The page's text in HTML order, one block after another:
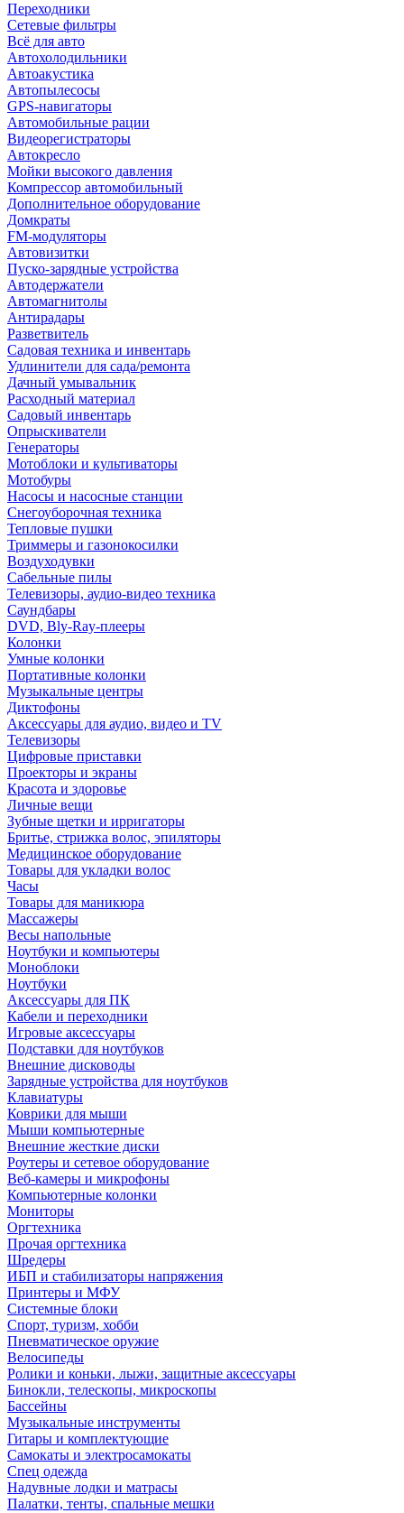
Переходники
Сетевые фильтры
Всё для авто
Автохолодильники
Автоакустика
Автопылесосы
GPS-навигаторы
Автомобильные рации
Видеорегистраторы
Автокресло
Мойки высокого давления
Компрессор автомобильный
Дополнительное оборудование
Домкраты
FM-модуляторы
Автовизитки
Пуско-зарядные устройства
Автодержатели
Автомагнитолы
Антирадары
Разветвитель
Садовая техника и инвентарь
Удлинители для сада/ремонта
Дачный умывальник
Расходный материал
Садовый инвентарь
Опрыскиватели
Генераторы
Мотоблоки и культиваторы
Мотобуры
Насосы и насосные станции
Снегоуборочная техника
Тепловые пушки
Триммеры и газонокосилки
Воздуходувки
Сабельные пилы
Телевизоры, аудио-видео техника
Саундбары
DVD, Bly-Ray-плееры
Колонки
Умные колонки
Портативные колонки
Музыкальные центры
Диктофоны
Аксессуары для аудио, видео и TV
Телевизоры
Цифровые приставки
Проекторы и экраны
Красота и здоровье
Личные вещи
Зубные щетки и ирригаторы
Бритье, стрижка волос, эпиляторы
Медицинское оборудование
Товары для укладки волос
Часы
Товары для маникюра
Массажеры
Весы напольные
Ноутбуки и компьютеры
Моноблоки
Ноутбуки
Аксессуары для ПК
Кабели и переходники
Игровые аксессуары
Подставки для ноутбуков
Внешние дисководы
Зарядные устройства для ноутбуков
Клавиатуры
Коврики для мыши
Мыши компьютерные
Внешние жесткие диски
Роутеры и сетевое оборудование
Веб-камеры и микрофоны
Компьютерные колонки
Мониторы
Оргтехника
Прочая оргтехника
Шредеры
ИБП и стабилизаторы напряжения
Принтеры и МФУ
Системные блоки
Спорт, туризм, хобби
Пневматическое оружие
Велосипеды
Ролики и коньки, лыжи, защитные аксессуары
Бинокли, телескопы, микроскопы
Бассейны
Музыкальные инструменты
Гитары и комплектующие
Самокаты и электросамокаты
Спец одежда
Надувные лодки и матрасы
Палатки, тенты, спальные мешки